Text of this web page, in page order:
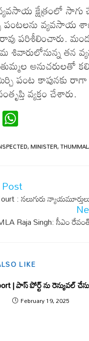
క్షేత్రంలో సాగు
పంటలను వ్యవసాయ
పరిశీలించారు.
శివారులోనున్న తన
తుమ్మల అనుచరులతో
పంట కాపునకు
వ్యక్తం చేశారు.
X
at
A
p
p
,MINISTER,
: నలుగురు
Raja Singh: సీఎం
LIKE
| పాస్ పోర్ట్ ను రెన్యువ‌ల్
February 19, 2025